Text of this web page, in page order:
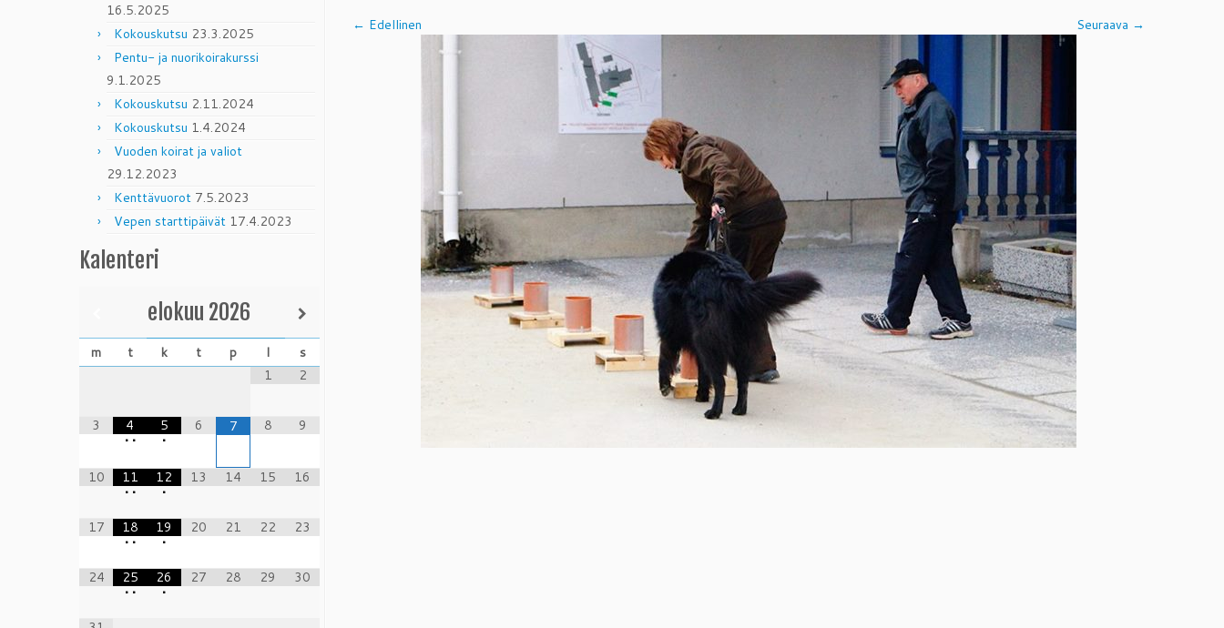
16.5.2025
Kokouskutsu 23.3.2025
Pentu- ja nuorikoirakurssi
9.1.2025
Kokouskutsu 2.11.2024
Kokouskutsu 1.4.2024
Vuoden koirat ja valiot
29.12.2023
Kenttävuorot 7.5.2023
Vepen starttipäivät 17.4.2023
Kalenteri
elokuu 2026
m t k t p l
s
1
2
3
4
• •
5
•
6 7 8 9
10
11
• •
12
•
13 14 15 16
17
18
• •
19
•
20 21 22 23
24
25
• •
26
•
27 28 29 30
← Edellinen Seuraava →